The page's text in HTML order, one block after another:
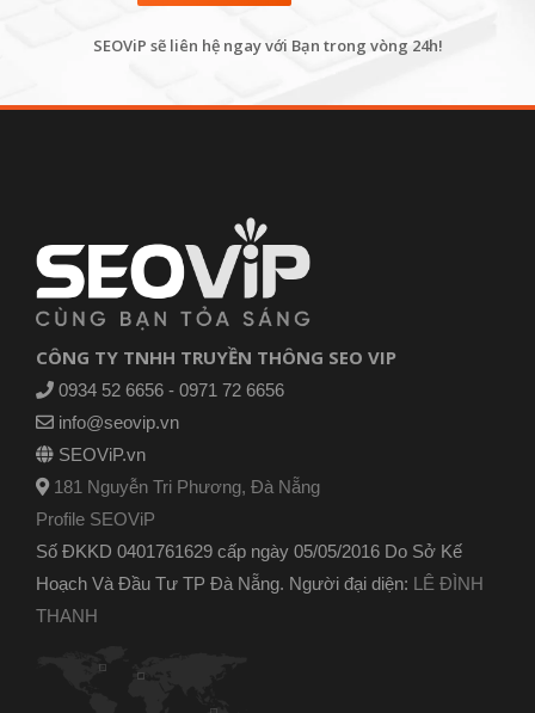
SEOViP sẽ liên hệ ngay với Bạn trong vòng 24h!
CÔNG TY TNHH TRUYỀN THÔNG SEO VIP
0934 52 6656 - 0971 72 6656
info@seovip.vn
SEOViP.vn
181 Nguyễn Tri Phương, Đà Nẵng
Profile SEOViP
Số ĐKKD 0401761629 cấp ngày 05/05/2016 Do Sở Kế
Hoạch Và Đầu Tư TP Đà Nẵng. Người đại diện: LÊ ĐÌNH
THANH